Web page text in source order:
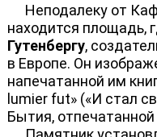
Неподалеку от
находится площадь,
Гутенбергу,
в Европе. Он
напечатанной им
lumier fut» («И стал
Бытия, отпечатанной